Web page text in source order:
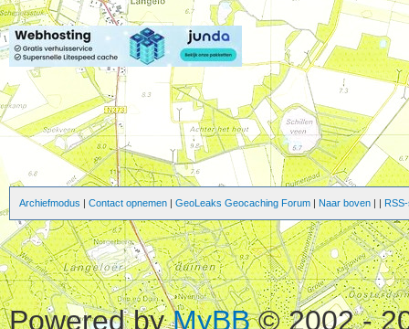
Archiefmodus Contact opnemen GeoLeaks Geocaching Forum Naar boven
Powered byMyBB© 2002 -